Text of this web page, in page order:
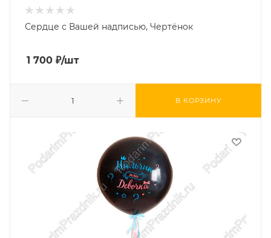
Сердце с Вашей надписью, Чертёнок
1 700 ₽/шт
В КОРЗИНУ